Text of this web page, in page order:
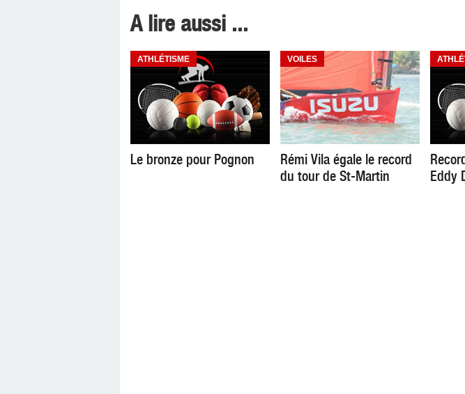
A lire aussi ...
ATHLÉTISME
Le bronze pour Pognon
VOILES
Rémi Vila égale le record
du tour de St-Martin
Eddy